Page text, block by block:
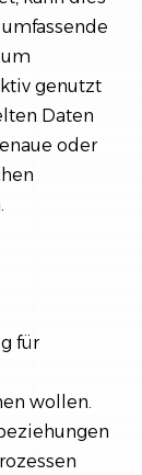
genutzt
Daten
oder
für
wollen.